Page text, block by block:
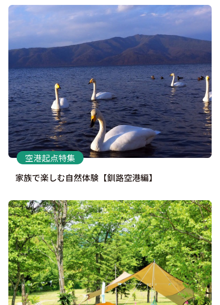
家族で楽しむ自然体験【釧路空港編】
空港起点特集